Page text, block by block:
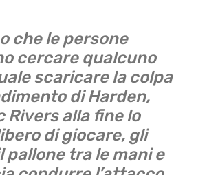
che le persone
cercare qualcuno
scaricare la colpa
di Harden,
Rivers alla fine lo
di giocare, gli
pallone tra le mani e